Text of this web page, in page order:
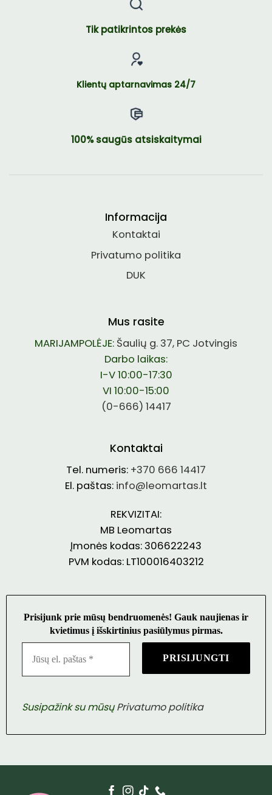
Tik patikrintos prekės
Klientų aptarnavimas 24/7
100% saugūs atsiskaitymai
Informacija
Kontaktai
Privatumo politika
DUK
Mus rasite
MARIJAMPOLĖJE: Šaulių g. 37, PC Jotvingis
Darbo laikas:
I-V 10:00-17:30
VI 10:00-15:00
(0-666) 14417
Kontaktai
Tel. numeris: +370 666 14417
El. paštas: info@leomartas.lt
REKVIZITAI:
MB Leomartas
Įmonės kodas: 306622243
PVM kodas: LT100016403212
Prisijunk prie mūsų bendruomenės! Gauk naujienas ir
kvietimus į išskirtinius pasiūlymus pirmas.
Susipažink su mūsųPrivatumo politika